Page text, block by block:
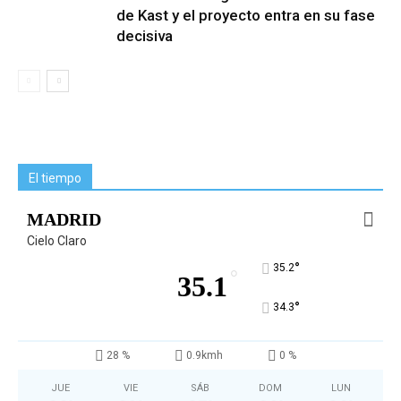
de Kast y el proyecto entra en su fase
decisiva
El tiempo
MADRID
Cielo Claro
35.1 ° 35.2°
34.3°
28 % 0.9kmh 0 %
JUE VIE SÁB DOM LUN